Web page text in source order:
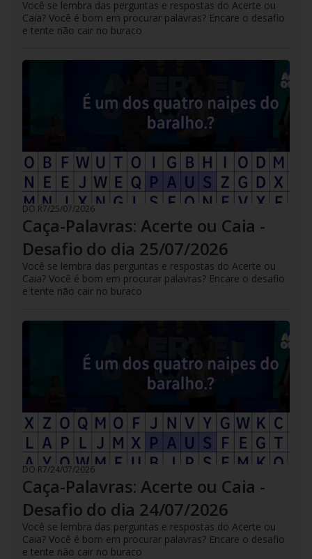
Você se lembra das perguntas e respostas do Acerte ou
Caia? Você é bom em procurar palavras? Encare o desafio
e tente não cair no buraco
DO R7/25/07/2026
Caça-Palavras: Acerte ou Caia -
Desafio do dia 25/07/2026
Você se lembra das perguntas e respostas do Acerte ou
Caia? Você é bom em procurar palavras? Encare o desafio
e tente não cair no buraco
DO R7/24/07/2026
Caça-Palavras: Acerte ou Caia -
Desafio do dia 24/07/2026
Você se lembra das perguntas e respostas do Acerte ou
Caia? Você é bom em procurar palavras? Encare o desafio
e tente não cair no buraco